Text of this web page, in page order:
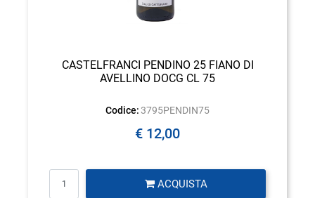
CASTELFRANCI PENDINO 25 FIANO DI
AVELLINO DOCG CL 75
Codice: 3795PENDIN75
€ 12,00
ACQUISTA